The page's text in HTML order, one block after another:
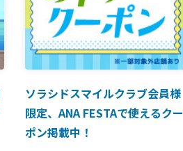
ソラシドスマイルクラブ会員様
限定、ANA FESTAで使えるクー
ポン掲載中！